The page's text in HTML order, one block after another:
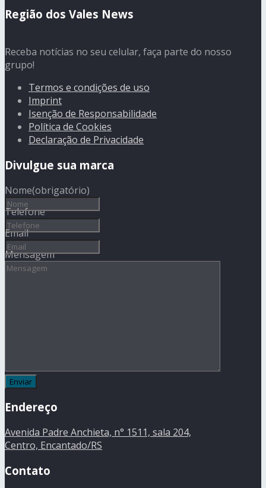
Região dos Vales News
Receba notícias no seu celular, faça parte do nosso
grupo!
Termos e condições de uso
Imprint
Isenção de Responsabilidade
Política de Cookies
Declaração de Privacidade
Divulgue sua marca
Nome(obrigatório)
Telefone
Email
Mensagem
Endereço
Avenida Padre Anchieta, n° 1511, sala 204,
Centro, Encantado/RS
Contato